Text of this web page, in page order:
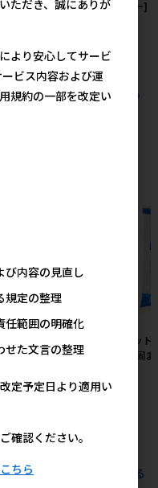
プチウエハー ブルー
457円
[スドー]
のスドーの人気商品を見る
150g
［ペッ
プロ 固
すべてのおすすめ商品を見る
ただき、誠にありが
より安心してサービ
ビス内容および運
規約の一部を改定い
び内容の見直し
規定の整理
任範囲の明確化
せた文言の整理
定予定日より適用い
確認ください。
ちら